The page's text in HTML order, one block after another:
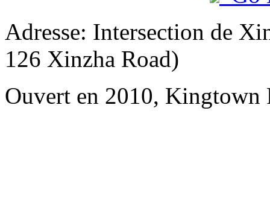
Adresse: Intersection de
126 Xinzha Road)
Ouvert en 2010, Kingtown